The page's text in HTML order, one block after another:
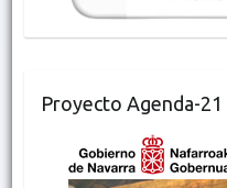
Proyecto Agenda-21